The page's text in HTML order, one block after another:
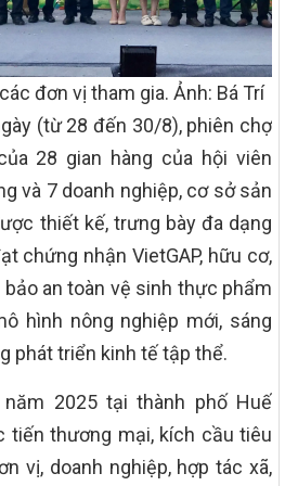
đơn vị tham gia. Ảnh: Bá Trí
(từ 28 đến 30/8), phiên chợ
28 gian hàng của hội viên
và 7 doanh nghiệp, cơ sở sản
thiết kế, trưng bày đa dạng
chứng nhận VietGAP, hữu cơ,
bảo an toàn vệ sinh thực phẩm
hình nông nghiệp mới, sáng
phát triển kinh tế tập thể.
2025 tại thành phố Huế
tiến thương mại, kích cầu tiêu
vị, doanh nghiệp, hợp tác xã,